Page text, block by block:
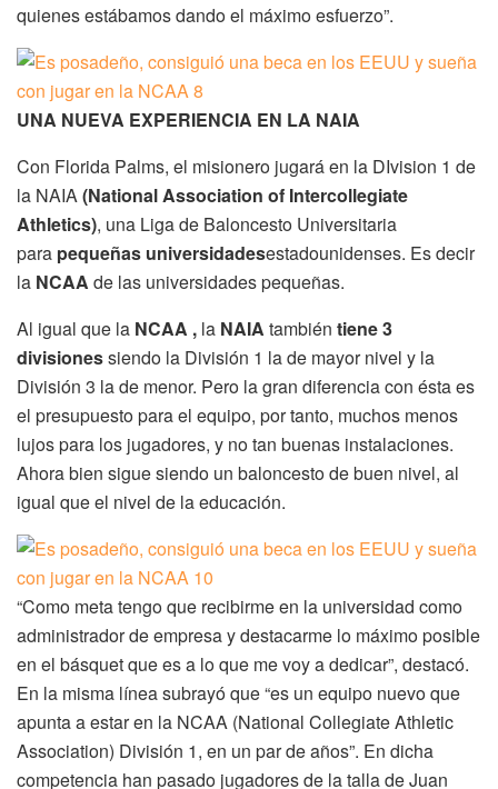
quienes estábamos dando el máximo esfuerzo”.
UNA NUEVA EXPERIENCIA EN LA NAIA
Con Florida Palms, el misionero jugará en la DIvision 1 de
la NAIA(National Association of Intercollegiate
Athletics), una Liga de Baloncesto Universitaria
para pequeñas universidadesestadounidenses. Es decir
la NCAA de las universidades pequeñas.
Al igual que la NCAA , la NAIA también tiene 3
divisionessiendo la División 1 la de mayor nivel y la
División 3 la de menor. Pero la gran diferencia con ésta es
el presupuesto para el equipo, por tanto, muchos menos
lujos para los jugadores, y no tan buenas instalaciones.
Ahora bien sigue siendo un baloncesto de buen nivel, al
igual que el nivel de la educación.
“Como meta tengo que recibirme en la universidad como
administrador de empresa y destacarme lo máximo posible
en el básquet que es a lo que me voy a dedicar”, destacó.
En la misma línea subrayó que “es un equipo nuevo que
apunta a estar en la NCAA (National Collegiate Athletic
Association) División 1, en un par de años”. En dicha
competencia han pasado jugadores de la talla de Juan